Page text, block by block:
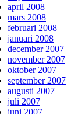
april 2008
mars 2008
februari 2008
januari 2008
december 2007
november 2007
oktober 2007
september 2007
augusti 2007
juli 2007